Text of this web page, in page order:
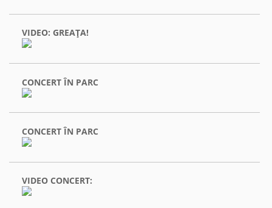
VIDEO: GREAŢA!
CONCERT ÎN PARC
CONCERT ÎN PARC
VIDEO CONCERT: